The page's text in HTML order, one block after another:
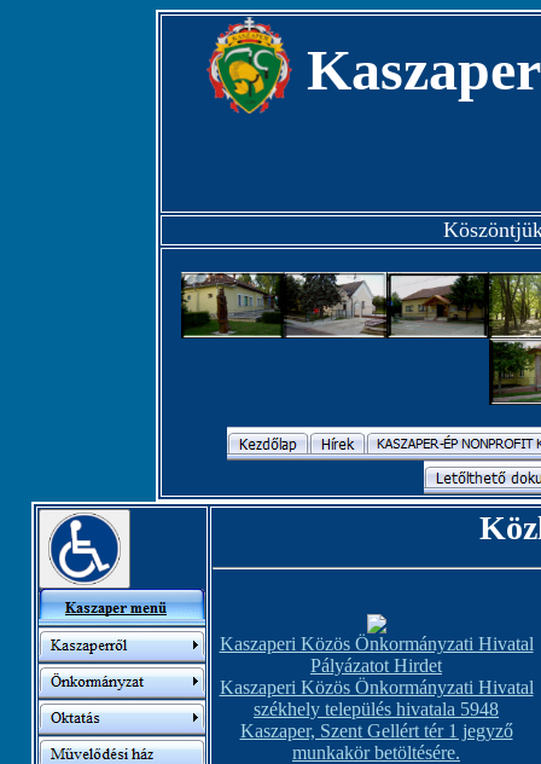
Kaszaperi Közös Önkormányzati Hivatal
Pályázatot Hirdet
Kaszaperi Közös Önkormányzati Hivatal
székhely település hivatala 5948
Kaszaper, Szent Gellért tér 1 jegyző
munkakör betöltésére.